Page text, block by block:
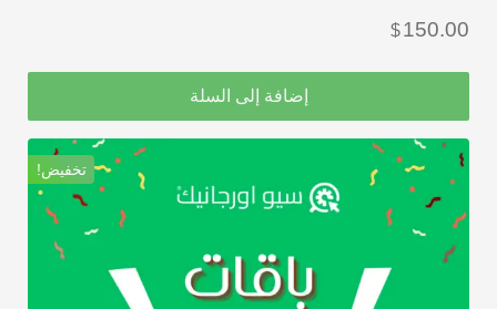
$150.00
إضافة إلى السلة
تخفيض!